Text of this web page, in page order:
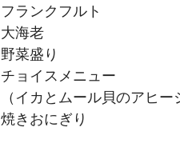
フランクフルト
大海老
野菜盛り
チョイスメニュー
（イカとムール貝のアヒ
焼きおにぎり